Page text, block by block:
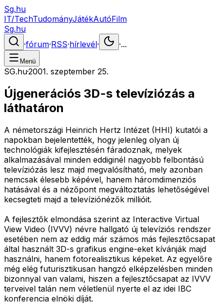
Sg.hu
IT/TechTudományJátékAutóFilm
Sg.hu
·fórum·RSS·hírlevél· ·...
Menü
SG.hu·2001. szeptember 25.
Újgenerációs 3D-s televíziózás a
láthatáron
A németországi Heinrich Hertz Intézet (HHI) kutatói a
napokban bejelentették, hogy jelenleg olyan új
technológiák kifejlesztésén fáradoznak, melyek
alkalmazásával minden eddiginél nagyobb felbontású
televíziózás lesz majd megvalósítható, mely azonban
nemcsak élesebb képével, hanem háromdimenziós
hatásával és a nézőpont megváltoztatás lehetőségével
kecsegteti majd a televíziónézők millióit.
A fejlesztők elmondása szerint az Interactive Virtual
View Video (IVVV) névre hallgató új televíziós rendszer
esetében nem az eddig már számos más fejlesztőcsapat
által használt 3D-s grafikus engine-eket kívánják majd
használni, hanem fotorealisztikus képeket. Az egyelőre
még elég futurisztikusan hangzó elképzelésben minden
bizonnyal van valami, hiszen a fejlesztőcsapat az IVVV
terveivel talán nem véletlenül nyerte el az idei IBC
konferencia elnöki díját.